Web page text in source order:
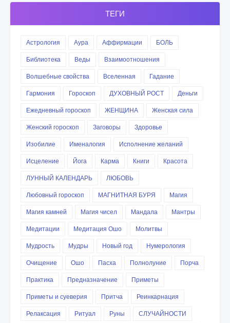
ТЕГИ
Астрология Аура Аффирмации
БОЛЬ
Библиотека
Веды
Взаимоотношения
Волшебные свойства
Вселенная
Гадание
Гармония
Гороскоп ДУХОВНЫЙ РОСТ
Деньги
Ежедневный гороскоп
ЖЕНЩИНА
Женская сила
Женский гороскоп
Заговоры
Здоровье
Изобилие
Именалогия
Исполнение желаний
Исцеление
Йога Карма Книги
Красота
ЛУННЫЙ КАЛЕНДАРЬ
ЛЮБОВЬ
Любовный гороскоп
МАГНИТНАЯ БУРЯ
Магия
Магия камней
Магия чисел Мандала
Мантры
Медитации
Медитация Ошо
Молитвы
Мудрость
Мудры Новый год
Нумерология
Очищение
Ошо Пасха Полнолуние
Порча
Практика
Предназначение
Приметы
Приметы и суеверия
Притча
Реинкарнация
Релаксация
Ритуал Руны
СЛУЧАЙНОСТИ